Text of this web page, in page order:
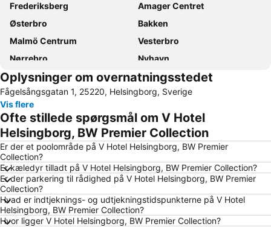
Frederiksberg
Amager Centret
Østerbro
Bakken
Malmö Centrum
Vesterbro
Nørrebro
Nyhavn
Tivoli
Valbyparken
Ørestad
Parken Stadium
Rådhuspladsen
Fisketorvet
Bella Center
Kongens Nytorv
Marienlyst
Operaen
Tisvildeleje
Christianshavn
Nørreport station
Indre By
Hornbæk Vest
Royal Copenhagen
Islands Brygge
København Zoo
Oplysninger om overnatningsstedet
Fågelsångsgatan 1, 25220, Helsingborg, Sverige
Vis flere
Ofte stillede spørgsmål om V Hotel
Helsingborg, BW Premier Collection
Er der et poolområde på V Hotel Helsingborg, BW Premier
Collection?
Er kæledyr tilladt på V Hotel Helsingborg, BW Premier Collection?
Er der parkering til rådighed på V Hotel Helsingborg, BW Premier
Collection?
Hvad er indtjeknings- og udtjekningstidspunkterne på V Hotel
Helsingborg, BW Premier Collection?
Hvor ligger V Hotel Helsingborg, BW Premier Collection?